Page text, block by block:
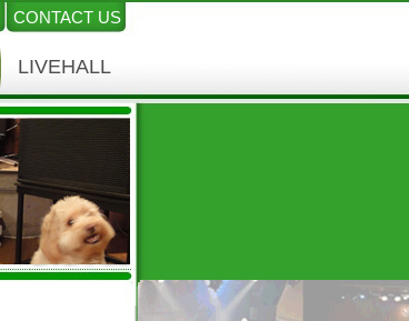
CONTACT US
LIVEHALL